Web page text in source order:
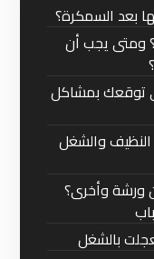
بعد السمكرة؟
ومتى يجب أن
توقعك بمشاكل
والشغل
ورشة وأخرى؟
بالشغل